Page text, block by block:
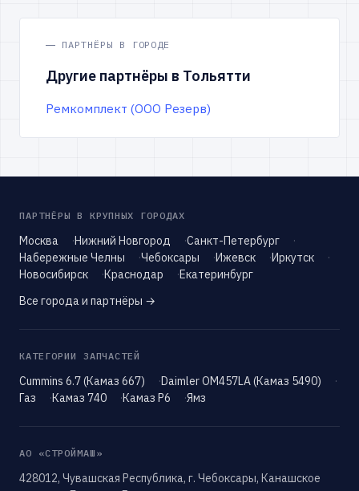
ПАРТНЁРЫ В ГОРОДЕ
Другие партнёры в Тольятти
Ремкомплект (ООО Резерв)
ПАРТНЁРЫ В КРУПНЫХ ГОРОДАХ
Москва Нижний Новгород
Санкт-Петербург
Набережные Челны
Чебоксары Ижевск
Иркутск
Новосибирск
Краснодар
Екатеринбург
Все города и партнёры →
КАТЕГОРИИ ЗАПЧАСТЕЙ
Cummins 6.7 (Камаз 667)
Daimler OM457LA (Камаз 5490)
Газ
Камаз 740 Камаз Р6 Ямз
АО «СТРОЙМАШ»
428012, Чувашская Республика, г. Чебоксары, Канашское